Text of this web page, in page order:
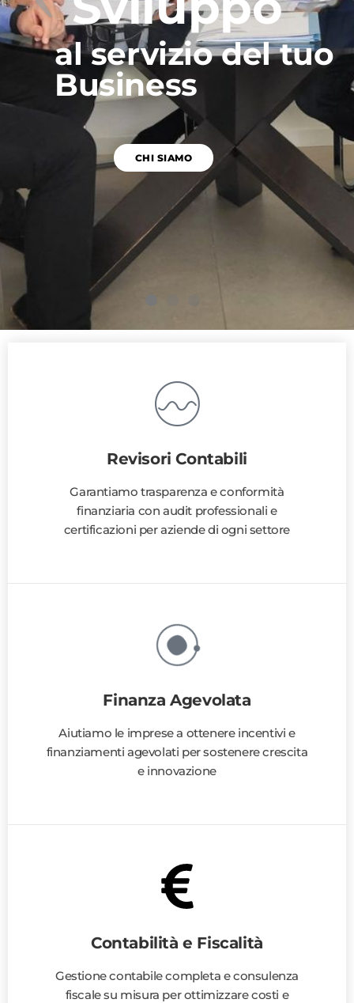
al servizio del tuo
Business
CHI SIAMO
Revisori Contabili
Garantiamo trasparenza e conformità
finanziaria con audit professionali e
certificazioni per aziende di ogni settore
Finanza Agevolata
Aiutiamo le imprese a ottenere incentivi e
finanziamenti agevolati per sostenere crescita
e innovazione
Contabilità e Fiscalità
Gestione contabile completa e consulenza
fiscale su misura per ottimizzare costi e